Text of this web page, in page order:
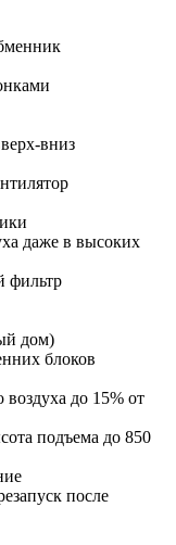
вниз
даже в высоких
фильтр
дом)
блоков
до 15% от
подъема до 850
после